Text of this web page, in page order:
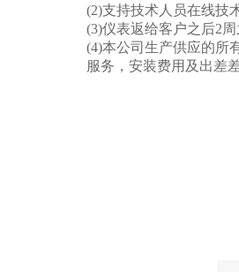
(2)支持技术人员在线技
(3)仪表返给客户之后2
(4)本公司生产供应的所
服务，安装费用及出差